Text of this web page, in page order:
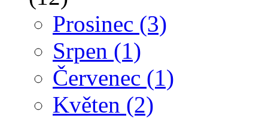
Prosinec (3)
Srpen (1)
Červenec (1)
Květen (2)